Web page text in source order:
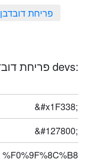
פריחת דובדבן
פריחת דובדבן 🌸 קודי אמוג'י עבור devs:
&#x1F338;
&#127800;
%F0%9F%8C%B8